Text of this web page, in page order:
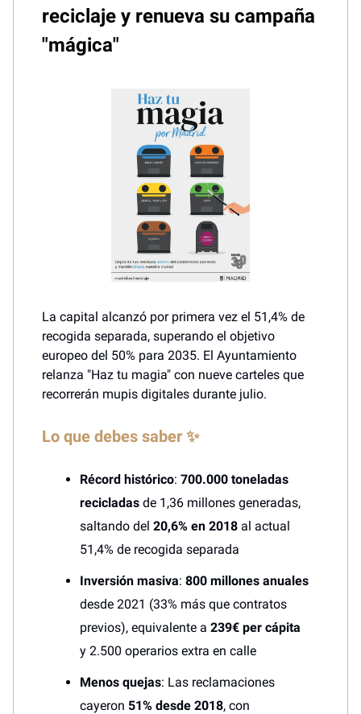
reciclaje y renueva su campaña
"mágica"
La capital alcanzó por primera vez el 51,4% de
recogida separada, superando el objetivo
europeo del 50% para 2035. El Ayuntamiento
relanza "Haz tu magia" con nueve carteles que
recorrerán mupis digitales durante julio.
Lo que debes saber ✨
Récord histórico: 700.000 toneladas
recicladas de 1,36 millones generadas,
saltando del 20,6% en 2018 al actual
51,4% de recogida separada
Inversión masiva: 800 millones anuales
desde 2021 (33% más que contratos
previos), equivalente a 239€ per cápita
y 2.500 operarios extra en calle
Menos quejas: Las reclamaciones
cayeron 51% desde 2018, con